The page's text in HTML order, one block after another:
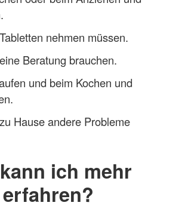
nehmen müssen.
Beratung brauchen.
und beim Kochen und
Hause andere Probleme
ich mehr
erfahren?